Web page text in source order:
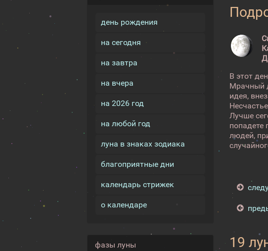
день рождения
на сегодня
на завтра
на вчера
на 2026 год
на любой год
луна в знаках зодиака
благоприятные дни
календарь стрижек
о календаре
фазы луны
В этот
Мрачный
идея,
Лучше
попадете
людей,
19